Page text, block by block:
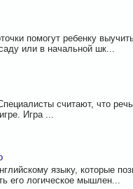
помогут ребенку
или в начальной шк...
считают, что
Игра ...
языку, которые
его логическое мышлен...